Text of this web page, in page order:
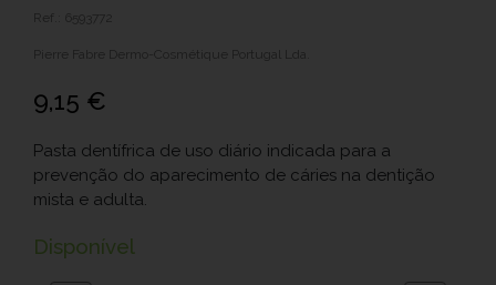
Ref.: 6593772
Pierre Fabre Dermo-Cosmétique Portugal Lda.
9,15 €
Pasta dentífrica de uso diário indicada para a
prevenção do aparecimento de cáries na dentição
mista e adulta.
Disponível